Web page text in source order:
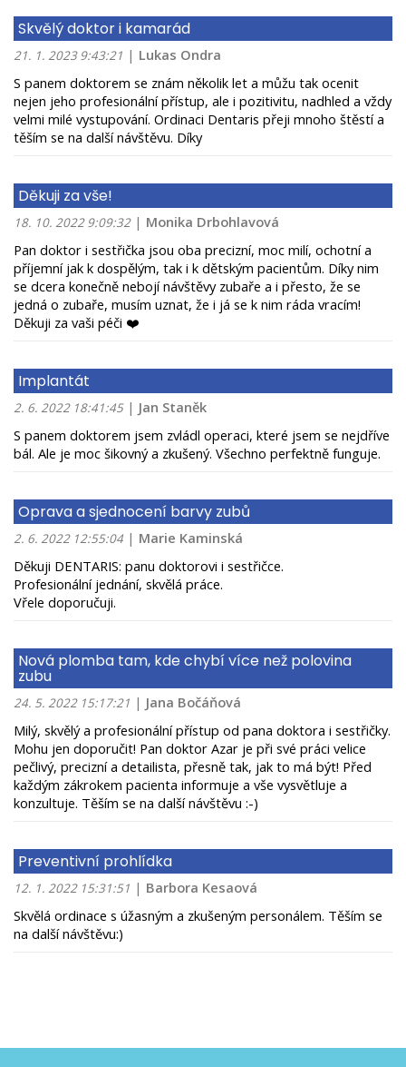
Skvělý doktor i kamarád
21. 1. 2023 9:43:21 | Lukas Ondra
S panem doktorem se znám několik let a můžu tak ocenit
nejen jeho profesionální přístup, ale i pozitivitu, nadhled a vždy
velmi milé vystupování. Ordinaci Dentaris přeji mnoho štěstí a
těším se na další návštěvu. Díky
Děkuji za vše!
18. 10. 2022 9:09:32 | Monika Drbohlavová
Pan doktor i sestřička jsou oba precizní, moc milí, ochotní a
příjemní jak k dospělým, tak i k dětským pacientům. Díky nim
se dcera konečně nebojí návštěvy zubaře a i přesto, že se
jedná o zubaře, musím uznat, že i já se k nim ráda vracím!
Děkuji za vaši péči ❤️
Implantát
2. 6. 2022 18:41:45 | Jan Staněk
S panem doktorem jsem zvládl operaci, které jsem se nejdříve
bál. Ale je moc šikovný a zkušený. Všechno perfektně funguje.
Oprava a sjednocení barvy zubů
2. 6. 2022 12:55:04 | Marie Kaminská
Děkuji DENTARIS: panu doktorovi i sestřičce.
Profesionální jednání, skvělá práce.
Vřele doporučuji.
Nová plomba tam, kde chybí více než polovina
zubu
24. 5. 2022 15:17:21 | Jana Bočáňová
Milý, skvělý a profesionální přístup od pana doktora i sestřičky.
Mohu jen doporučit! Pan doktor Azar je při své práci velice
pečlivý, precizní a detailista, přesně tak, jak to má být! Před
každým zákrokem pacienta informuje a vše vysvětluje a
konzultuje. Těším se na další návštěvu :-)
Preventivní prohlídka
12. 1. 2022 15:31:51 | Barbora Kesaová
Skvělá ordinace s úžasným a zkušeným personálem. Těším se
na další návštěvu:)